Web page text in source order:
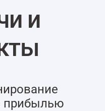
и
прибылью